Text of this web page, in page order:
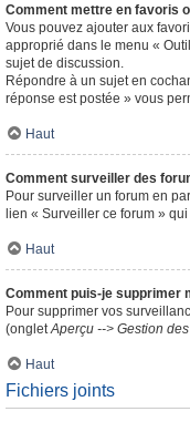
Comment mettre en favoris
Vous pouvez ajouter aux
approprié dans le menu «
sujet de discussion.
Répondre à un sujet en
réponse est postée » vous
Haut
Comment surveiller des
Pour surveiller un forum en
lien « Surveiller ce forum »
Haut
Comment puis-je supprimer
Pour supprimer vos
(ongletAperçu --> Gestion
Haut
Fichiers joints